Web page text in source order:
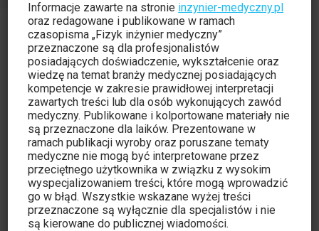
Informacje zawarte na stronie inzynier-medyczny.pl
oraz redagowane i publikowane w ramach
czasopisma „Fizyk inżynier medyczny”
przeznaczone są dla profesjonalistów
posiadających doświadczenie, wykształcenie oraz
wiedzę na temat branży medycznej posiadających
kompetencje w zakresie prawidłowej interpretacji
zawartych treści lub dla osób wykonujących zawód
medyczny. Publikowane i kolportowane materiały nie
są przeznaczone dla laików. Prezentowane w
ramach publikacji wyroby oraz poruszane tematy
medyczne nie mogą być interpretowane przez
przeciętnego użytkownika w związku z wysokim
wyspecjalizowaniem treści, które mogą wprowadzić
go w błąd. Wszystkie wskazane wyżej treści
przeznaczone są wyłącznie dla specjalistów i nie
są kierowane do publicznej wiadomości.